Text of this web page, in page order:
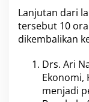
Lanjutan dari
tersebut 10
dikembalikan
Drs. Ari
Ekonomi,
menjadi